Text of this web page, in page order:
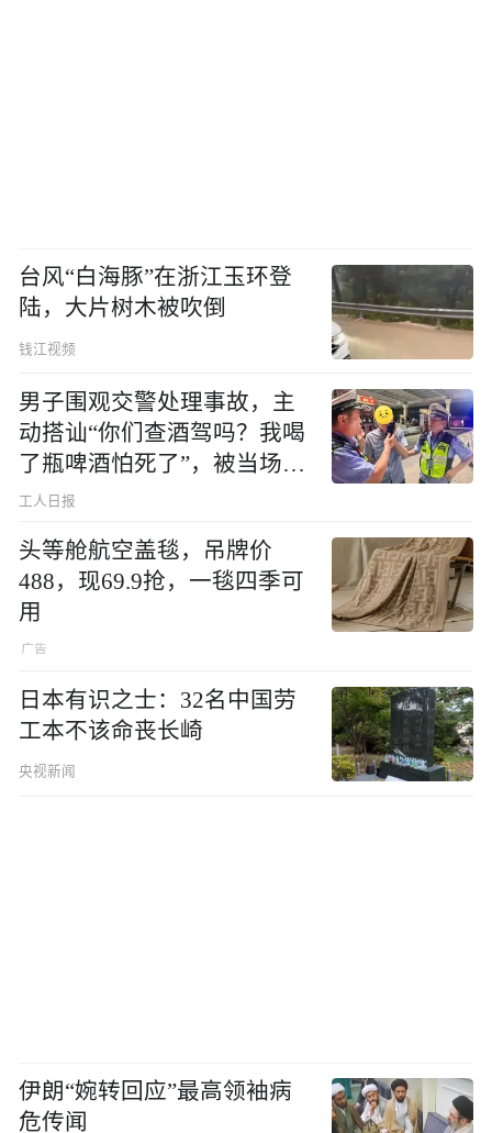
台风“白海豚”在浙江玉环登
陆，大片树木被吹倒
钱江视频
男子围观交警处理事故，主
动搭讪“你们查酒驾吗？我喝
了瓶啤酒怕死了”，被当场查
出醉驾
工人日报
头等舱航空盖毯，吊牌价
488，现69.9抢，一毯四季可
用
日本有识之士：32名中国劳
工本不该命丧长崎
央视新闻
伊朗“婉转回应”最高领袖病
危传闻